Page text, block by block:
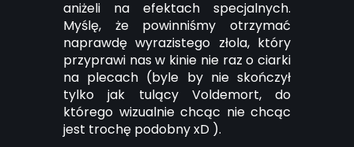
aniżeli na efektach specjalnych.
Myślę, że powinniśmy otrzymać
naprawdę wyrazistego złola, który
przyprawi nas w kinie nie raz o ciarki
na plecach (byle by nie skończył
tylko jak tulący Voldemort, do
którego wizualnie chcąc nie chcąc
jest trochę podobny xD ).